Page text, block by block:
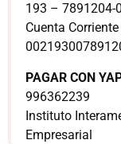
193 – 7891204-
Cuenta
PAGAR CON
996362239
Instituto
Empresarial